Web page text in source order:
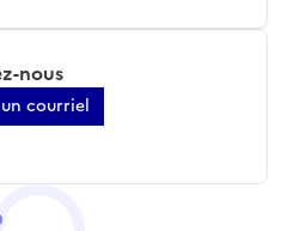
nous
courriel